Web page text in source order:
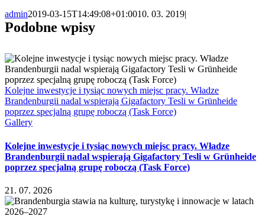
admin2019-03-15T14:49:08+01:0010. 03. 2019|
Podobne wpisy
Kolejne inwestycje i tysiąc nowych miejsc pracy. Władze
Brandenburgii nadal wspierają Gigafactory Tesli w Grünheide
poprzez specjalną grupę roboczą (Task Force)
Gallery
Kolejne inwestycje i tysiąc nowych miejsc pracy. Władze
Brandenburgii nadal wspierają Gigafactory Tesli w Grünheide
poprzez specjalną grupę roboczą (Task Force)
21. 07. 2026